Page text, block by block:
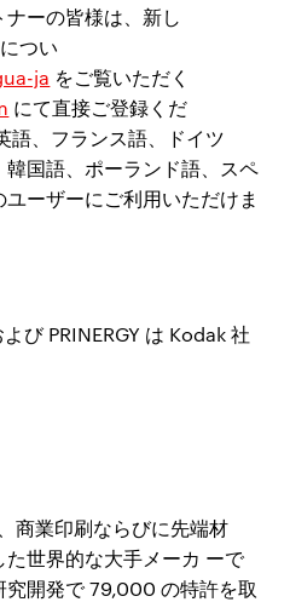
ナーの皆様は、新し
つい
ja をご覧いただく
にて直接ご登録くだ
語、フランス語、ドイツ
国語、ポーランド語、スペ
ユーザーにご利用いただけま
よび PRINERGY は Kodak 社
商業印刷ならびに先端材
世界的な大手メーカ ーで
究開発で79,000 の特許を取